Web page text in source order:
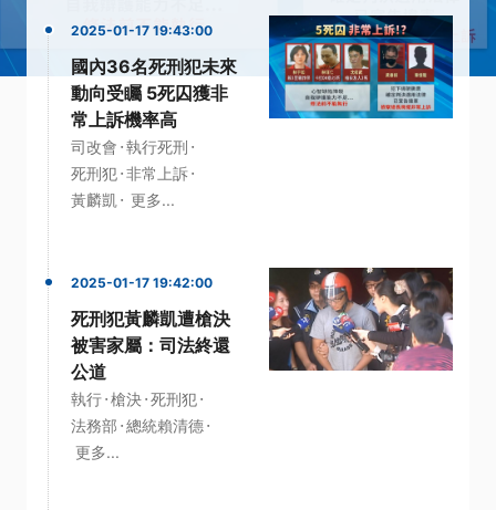
2025-01-17 19:43:00
國內36名死刑犯未來
動向受矚 5死囚獲非
常上訴機率高
司改會 ·執行死刑 ·
死刑犯·非常上訴·
黃麟凱 · 更多...
2025-01-17 19:42:00
死刑犯黃麟凱遭槍決
被害家屬：司法終還
公道
執行·槍決·死刑犯·
法務部 ·總統賴清德·
更多...